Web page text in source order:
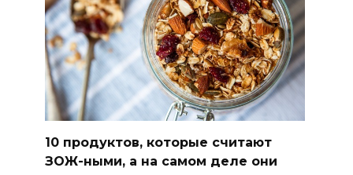
10 продуктов, которые считают
ЗОЖ-ными, а на самом деле они